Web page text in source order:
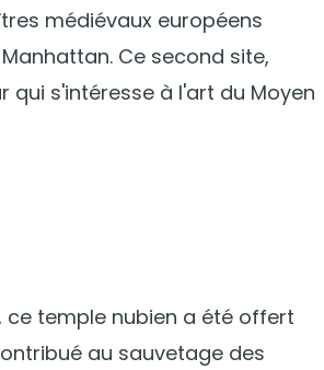
médiévaux européens
Ce second site,
qui s'intéresse à l'art du Moyen
ce temple nubien a été offert
au sauvetage des